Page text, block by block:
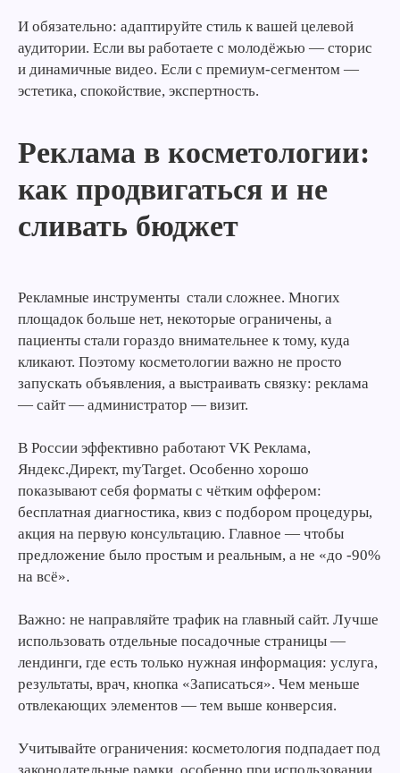
И обязательно: адаптируйте стиль к вашей целевой
аудитории. Если вы работаете с молодёжью — сторис
и динамичные видео. Если с премиум-сегментом —
эстетика, спокойствие, экспертность.
Реклама в косметологии:
как продвигаться и не
сливать бюджет
Рекламные инструменты стали сложнее. Многих
площадок больше нет, некоторые ограничены, а
пациенты стали гораздо внимательнее к тому, куда
кликают. Поэтому косметологии важно не просто
запускать объявления, а выстраивать связку: реклама
— сайт — администратор — визит.
В России эффективно работают VK Реклама,
Яндекс.Директ, myTarget. Особенно хорошо
показывают себя форматы с чётким оффером:
бесплатная диагностика, квиз с подбором процедуры,
акция на первую консультацию. Главное — чтобы
предложение было простым и реальным, а не «до -90%
на всё».
Важно: не направляйте трафик на главный сайт. Лучше
использовать отдельные посадочные страницы —
лендинги, где есть только нужная информация: услуга,
результаты, врач, кнопка «Записаться». Чем меньше
отвлекающих элементов — тем выше конверсия.
Учитывайте ограничения: косметология подпадает под